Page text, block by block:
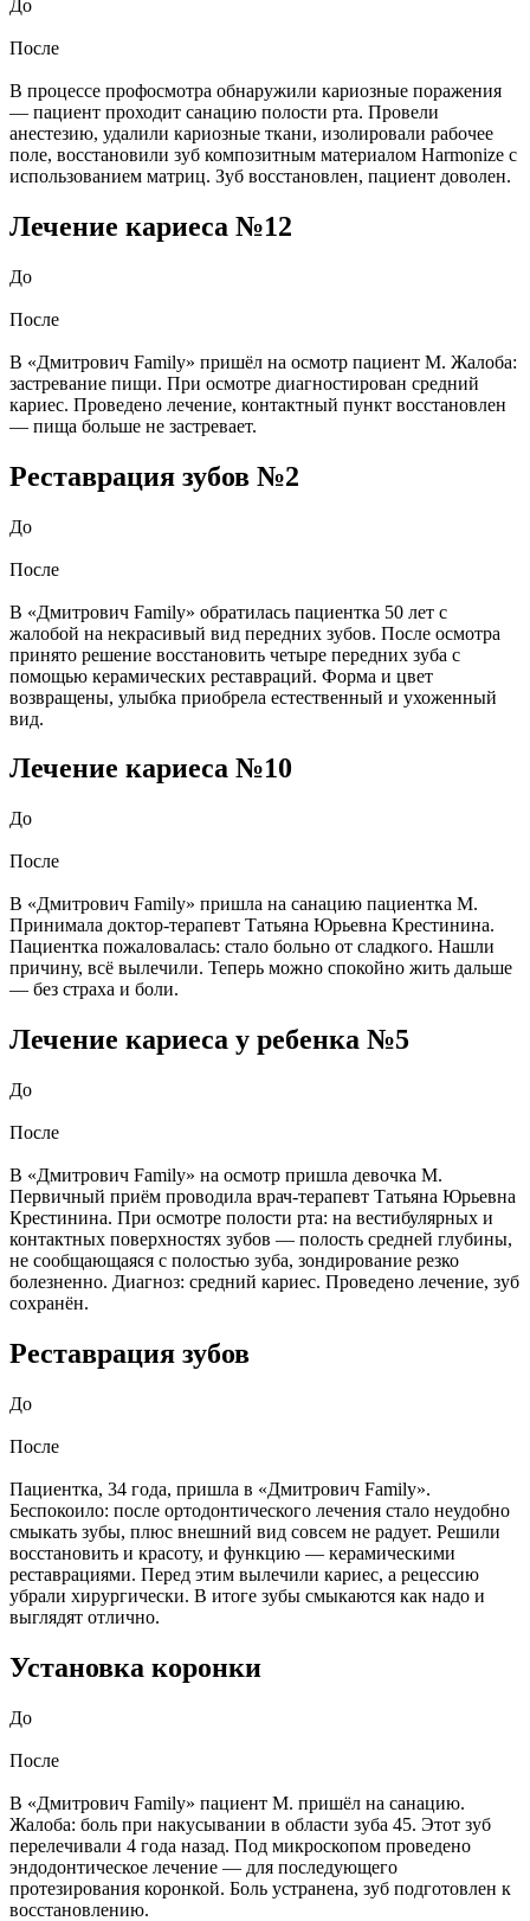
До
После
В процессе профосмотра обнаружили кариозные поражения
— пациент проходит санацию полости рта. Провели
анестезию, удалили кариозные ткани, изолировали рабочее
поле, восстановили зуб композитным материалом Harmonize с
использованием матриц. Зуб восстановлен, пациент доволен.
Лечение кариеса №12
До
После
В «Дмитрович Family» пришёл на осмотр пациент М. Жалоба:
застревание пищи. При осмотре диагностирован средний
кариес. Проведено лечение, контактный пункт восстановлен
— пища больше не застревает.
Реставрация зубов №2
До
После
В «Дмитрович Family» обратилась пациентка 50 лет с
жалобой на некрасивый вид передних зубов. После осмотра
принято решение восстановить четыре передних зуба с
помощью керамических реставраций. Форма и цвет
возвращены, улыбка приобрела естественный и ухоженный
вид.
Лечение кариеса №10
До
После
В «Дмитрович Family» пришла на санацию пациентка М.
Принимала доктор-терапевт Татьяна Юрьевна Крестинина.
Пациентка пожаловалась: стало больно от сладкого. Нашли
причину, всё вылечили. Теперь можно спокойно жить дальше
— без страха и боли.
Лечение кариеса у ребенка №5
До
После
В «Дмитрович Family» на осмотр пришла девочка М.
Первичный приём проводила врач-терапевт Татьяна Юрьевна
Крестинина. При осмотре полости рта: на вестибулярных и
контактных поверхностях зубов — полость средней глубины,
не сообщающаяся с полостью зуба, зондирование резко
болезненно. Диагноз: средний кариес. Проведено лечение, зуб
сохранён.
Реставрация зубов
До
После
Пациентка, 34 года, пришла в «Дмитрович Family».
Беспокоило: после ортодонтического лечения стало неудобно
смыкать зубы, плюс внешний вид совсем не радует. Решили
восстановить и красоту, и функцию — керамическими
реставрациями. Перед этим вылечили кариес, а рецессию
убрали хирургически. В итоге зубы смыкаются как надо и
выглядят отлично.
Установка коронки
До
После
В «Дмитрович Family» пациент М. пришёл на санацию.
Жалоба: боль при накусывании в области зуба 45. Этот зуб
перелечивали 4 года назад. Под микроскопом проведено
эндодонтическое лечение — для последующего
протезирования коронкой. Боль устранена, зуб подготовлен к
восстановлению.